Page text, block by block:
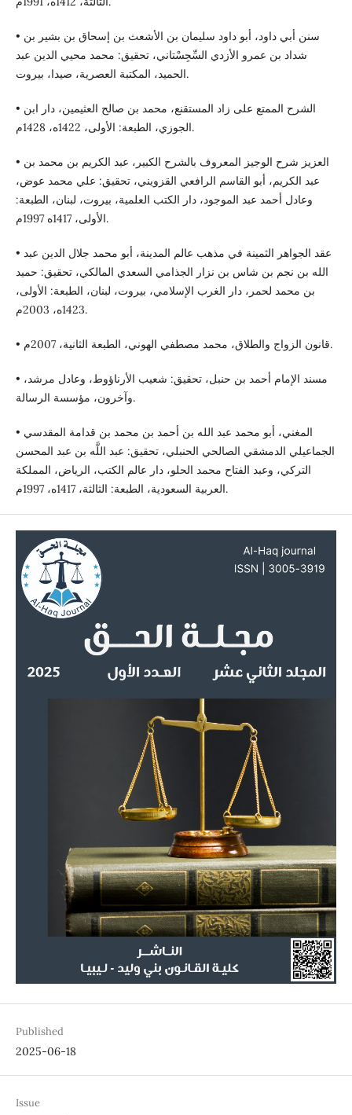
• سنن أبي داود، أبو داود سليمان بن الأشعث بن إسحاق بن بشير بن
شداد بن عمرو الأزدي السِّجِسْتاني، تحقيق: محمد محيي الدين عبد
الحميد، المكتبة العصرية، صيدا، بيروت.
• الشرح الممتع على زاد المستقنع، محمد بن صالح العثيمين، دار ابن
الجوزي، الطبعة: الأولى، 1422ه، 1428م.
• العزيز شرح الوجيز المعروف بالشرح الكبير، عبد الكريم بن محمد بن
عبد الكريم، أبو القاسم الرافعي القزويني، تحقيق: علي محمد عوض،
وعادل أحمد عبد الموجود، دار الكتب العلمية، بيروت، لبنان، الطبعة:
الأولى، 1417ه 1997م.
• عقد الجواهر الثمينة في مذهب عالم المدينة، أبو محمد جلال الدين عبد
الله بن نجم بن شاس بن نزار الجذامي السعدي المالكي، تحقيق: حميد
بن محمد لحمر، دار الغرب الإسلامي، بيروت، لبنان، الطبعة: الأولى،
1423ه، 2003م.
• قانون الزواج والطلاق، محمد مصطفي الهوني، الطبعة الثانية، 2007م.
• مسند الإمام أحمد بن حنبل، تحقيق: شعيب الأرناؤوط، وعادل مرشد،
وآخرون، مؤسسة الرسالة.
• المغني، أبو محمد عبد الله بن أحمد بن محمد بن قدامة المقدسي
الجماعيلي الدمشقي الصالحي الحنبلي، تحقيق: عبد اللَّه بن عبد المحسن
التركي، وعبد الفتاح محمد الحلو، دار عالم الكتب، الرياض، المملكة
العربية السعودية، الطبعة: الثالثة، 1417ه، 1997م.
Published
2025-06-18
Issue